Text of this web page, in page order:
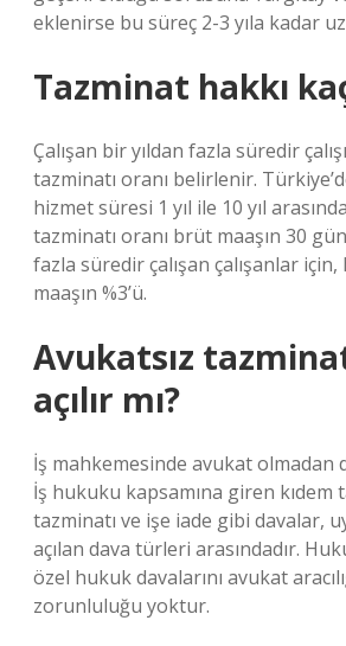
eklenirse bu süreç 2-3 yıla kadar
Tazminat hakkı
Çalışan bir yıldan fazla süredir
tazminatı oranı belirlenir.
hizmet süresi 1 yıl ile 10 yıl
tazminatı oranı brüt maaşın 30
fazla süredir çalışan çalışanlar
maaşın %3’ü.
Avukatsız
açılır mı?
İş mahkemesinde avukat olmadan
İş hukuku kapsamına giren kıdem
tazminatı ve işe iade gibi davalar,
açılan dava türleri arasındadır.
özel hukuk davalarını avukat
zorunluluğu yoktur.